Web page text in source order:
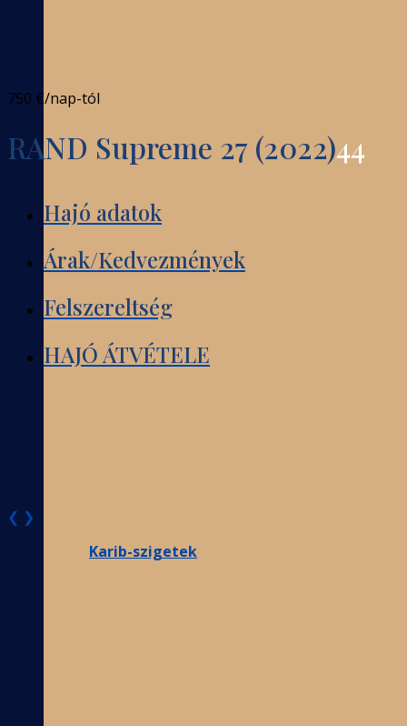
Karib-szigetek
750 €/nap-tól
RAND Supreme 27 (2022)44
Hajó adatok
Árak/Kedvezmények
Felszereltség
HAJÓ ÁTVÉTELE
❮ ❯